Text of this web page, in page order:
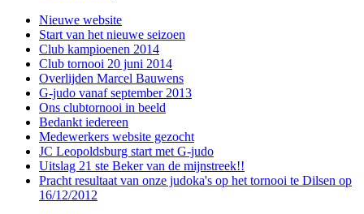
Nieuwe website
Start van het nieuwe seizoen
Club kampioenen 2014
Club tornooi 20 juni 2014
Overlijden Marcel Bauwens
G-judo vanaf september 2013
Ons clubtornooi in beeld
Bedankt iedereen
Medewerkers website gezocht
JC Leopoldsburg start met G-judo
Uitslag 21 ste Beker van de mijnstreek!!
Pracht resultaat van onze judoka's op het tornooi te Dilsen op
16/12/2012